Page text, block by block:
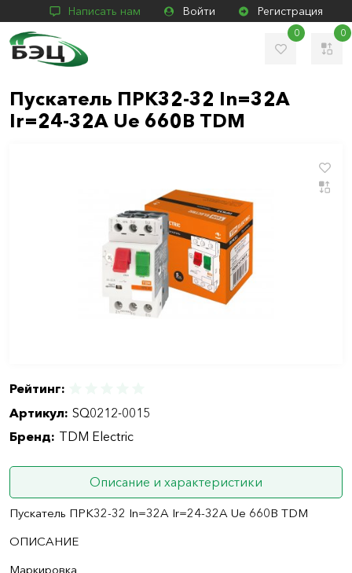
Написать нам Войти Регистрация
0 0
Пускатель ПРК32-32 In=32A
Ir=24-32A Ue 660В TDM
Рейтинг:
Артикул: SQ0212-0015
Бренд: TDM Electric
Описание и характеристики
Пускатель ПРК32-32 In=32A Ir=24-32A Ue 660В TDM
ОПИСАНИЕ
Маркировка